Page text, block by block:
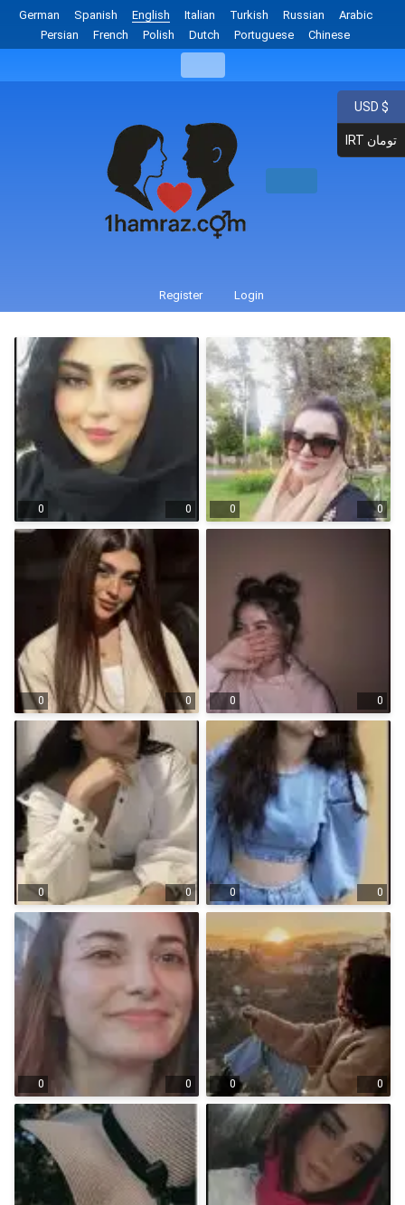
German Spanish English Italian Turkish Russian
Arabic
Persian
French Polish Dutch Portuguese Chinese
Register Login
0 0 0 0
0 0 0 0
0 0 0 0
0 0 0 0
USD $
IRT تومان